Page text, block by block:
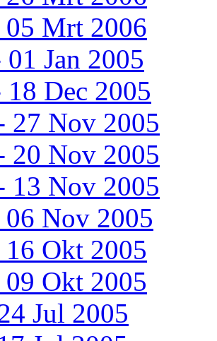
05 Mrt 2006
Jan 2005
18 Dec 2005
27 Nov 2005
20 Nov 2005
13 Nov 2005
Nov 2005
Okt 2005
Okt 2005
Jul 2005